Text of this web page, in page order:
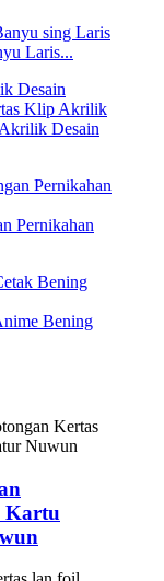
Laris...
Desain
Pernikahan
Bening
Kartu